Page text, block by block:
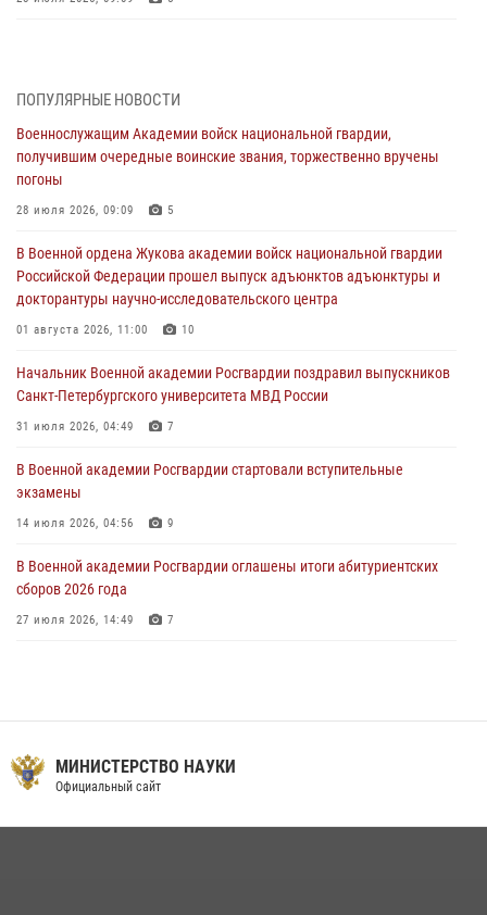
27 июля 2026, 14:49 7
Военная академия информирует!
23 июля 2026, 04:51
Курсант Военной академии войск национальной гвардии принял
22 июля 2026, 09:41
Мастер‑класс по стрельбе: точность, тактика, профессионализм
20 июля 2026, 11:17
108 лет со дня образования подразделений связи войск
ПОПУЛЯРНЫЕ НОВОСТИ
Военнослужащим Академии войск национальной гвардии,
получившим очередные воинские звания, торжественно вручены
погоны
28 июля 2026, 09:09 5
В Военной ордена Жукова академии войск национальной гвардии
Российской Федерации прошел выпуск адъюнктов адъюнктуры и
докторантуры научно-исследовательского центра
01 августа 2026, 11:00 10
Начальник Военной академии Росгвардии поздравил выпускников
Санкт-Петербургского университета МВД России
31 июля 2026, 04:49 7
В Военной академии Росгвардии стартовали вступительные
экзамены
14 июля 2026, 04:56 9
В Военной академии Росгвардии оглашены итоги абитуриентских
сборов 2026 года
27 июля 2026, 14:49 7
14 июля 2026, 14:15 9
МИНИСТЕРСТВО НАУКИ
Официальный сайт